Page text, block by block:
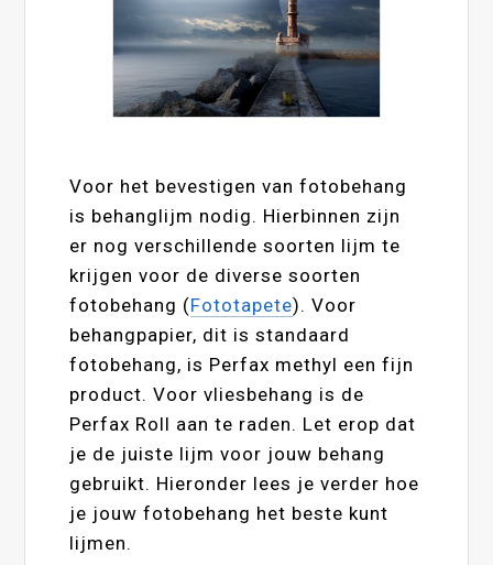
Voor het bevestigen van fotobehang
is behanglijm nodig. Hierbinnen zijn
er nog verschillende soorten lijm te
krijgen voor de diverse soorten
fotobehang (Fototapete). Voor
behangpapier, dit is standaard
fotobehang, is Perfax methyl een fijn
product. Voor vliesbehang is de
Perfax Roll aan te raden. Let erop dat
je de juiste lijm voor jouw behang
gebruikt. Hieronder lees je verder hoe
je jouw fotobehang het beste kunt
lijmen.